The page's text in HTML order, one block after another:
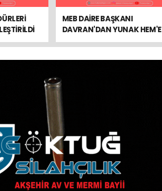
MEB DAİRE BAŞKANI
DAVRAN'DAN YUNAK HEM'E
ZİYARET